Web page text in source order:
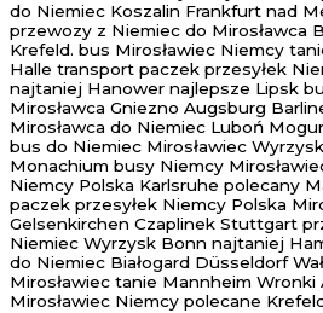
do Niemiec Koszalin Frankfurt nad
przewozy z Niemiec do Mirosławca
Krefeld. bus Mirosławiec Niemcy
Halle transport paczek przesyłek
najtaniej Hanower najlepsze Lipsk
Mirosławca Gniezno Augsburg
Mirosławca do Niemiec Luboń
bus do Niemiec Mirosławiec
Monachium busy Niemcy
Niemcy Polska Karlsruhe polecany
paczek przesyłek Niemcy Polska
Gelsenkirchen Czaplinek Stuttgart
Niemiec Wyrzysk Bonn najtaniej
do Niemiec Białogard Düsseldorf
Mirosławiec tanie Mannheim
Mirosławiec Niemcy polecane